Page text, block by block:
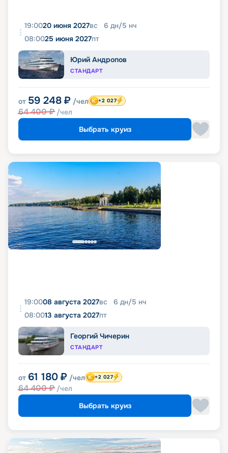
19:0020 июня 2027вс 6 дн/5 нч
08:0025 июня 2027пт
Юрий Андропов
СТАНДАРТ
от 59 248 ₽ /чел
64 400₽ /чел
+2 027
Выбрать круиз
19:0008 августа 2027вс 6 дн/5 нч
08:0013 августа 2027пт
Георгий Чичерин
СТАНДАРТ
от 61 180 ₽ /чел
64 400₽ /чел
+2 027
Выбрать круиз